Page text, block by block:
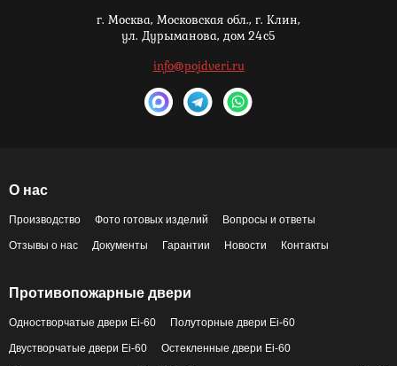
г. Москва, Московская обл., г. Клин,
ул. Дурыманова, дом 24с5
info@pojdveri.ru
О нас
Производство Фото готовых изделий Вопросы и ответы
Отзывы о нас Документы Гарантии Новости Контакты
Противопожарные двери
Одностворчатые двери Ei-60 Полуторные двери Ei-60
Двустворчатые двери Ei-60 Остекленные двери Ei-60